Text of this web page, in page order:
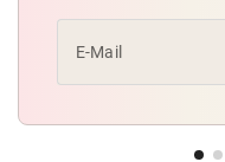
E-Mail